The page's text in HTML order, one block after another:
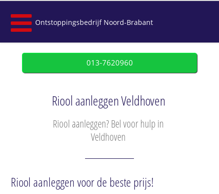
Ontstoppingsbedrijf Noord-Brabant
013-7620960
Riool aanleggen Veldhoven
Riool aanleggen? Bel voor hulp in
Veldhoven
Riool aanleggen voor de beste prijs!